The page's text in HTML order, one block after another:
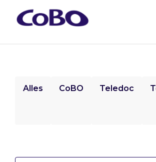
Alles CoBO Teledoc